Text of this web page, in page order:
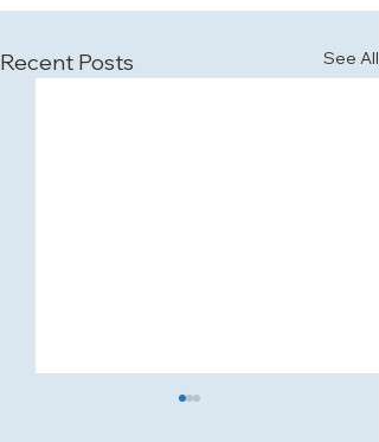
Recent Posts See All